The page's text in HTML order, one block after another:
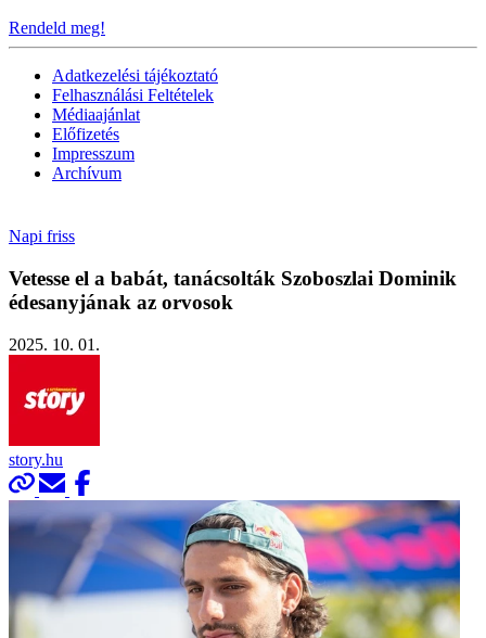
Rendeld meg!
Adatkezelési tájékoztató
Felhasználási Feltételek
Médiaajánlat
Előfizetés
Impresszum
Archívum
Napi friss
Vetesse el a babát, tanácsolták Szoboszlai Dominik
édesanyjának az orvosok
2025. 10. 01.
story.hu